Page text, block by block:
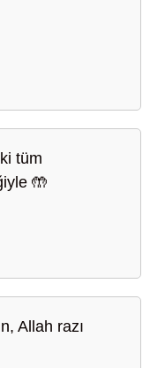
tüm
🤲
Allah razı